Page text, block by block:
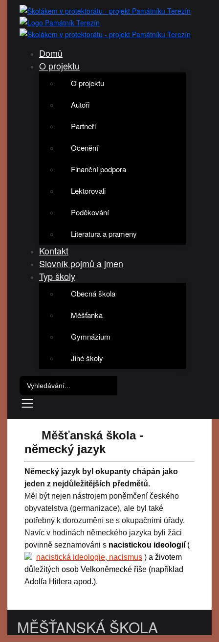
Domů
O projektu
O projektu
Autoři
Partneři
Ocenění
Finanční podpora
Lektorovali
Poděkování
Literatura a prameny
Kontakt
Slovník pojmů a jmen
Typ školy
Obecná škola
Měšťanka
Gymnázium
Jiné školy
Měšťanská škola -
německý jazyk
Německý jazyk byl okupanty chápán jako
jeden z nejdůležitějších předmětů.
Měl být nejen nástrojem poněmčení českého
obyvatelstva (germanizace), ale byl také
potřebný k dorozumění se s okupačními úřady.
Navíc v hodinách německého jazyka byli žáci
povinně seznamováni s nacistickou ideologií (
nacistická ideologie, nacismus ) a životem
důležitých osob Velkoněmecké říše (například
Adolfa Hitlera apod.).
MĚŠŤANSKÁ ŠKOLA